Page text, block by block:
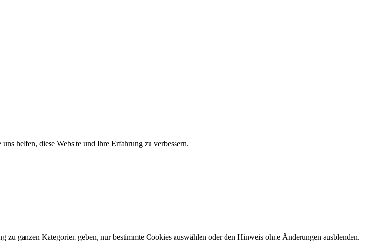
helfen, diese Website und Ihre Erfahrung zu verbessern.
ganzen Kategorien geben, nur bestimmte Cookies auswählen oder den Hinweis ohne Änderungen ausblenden.